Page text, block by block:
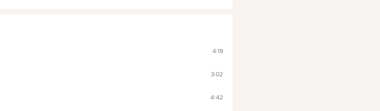
4:19
3:02
4:42